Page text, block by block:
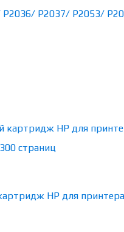
HP для